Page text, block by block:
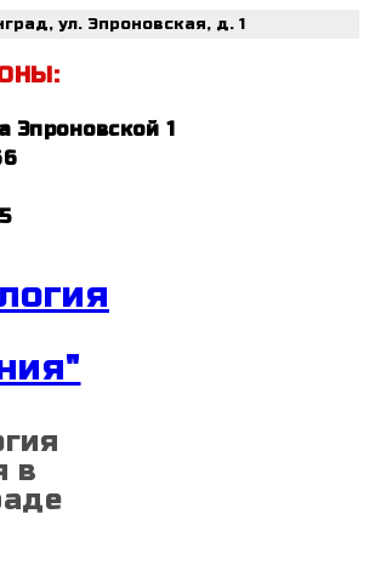
ул. Эпроновская, д. 1
Эпроновской 1
в